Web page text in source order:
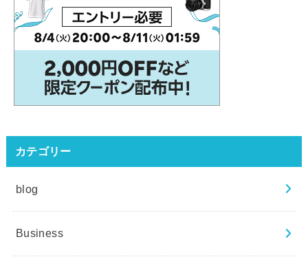
カテゴリー
blog
Business